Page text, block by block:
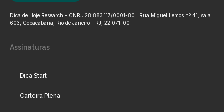
Dica de Hoje Research – CNPJ: 28.883.117/0001-80 | Rua Miguel Lemos nº 41, sala
603, Copacabana, Rio de Janeiro – RJ, 22.071-00
Assinaturas
Dica Start
Carteira Plena